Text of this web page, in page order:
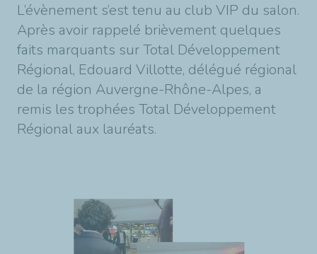
L’évènement s’est tenu au club VIP du salon.
Après avoir rappelé brièvement quelques
faits marquants sur Total Développement
Régional, Edouard Villotte, délégué régional
de la région Auvergne-Rhône-Alpes, a
remis les trophées Total Développement
Régional aux lauréats.